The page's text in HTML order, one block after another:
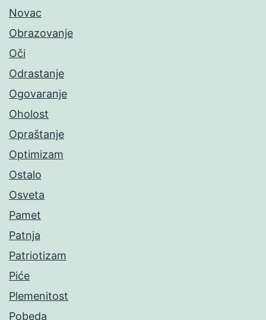
Novac
Obrazovanje
Oči
Odrastanje
Ogovaranje
Oholost
Opraštanje
Optimizam
Ostalo
Osveta
Pamet
Patnja
Patriotizam
Piće
Plemenitost
Pobeda